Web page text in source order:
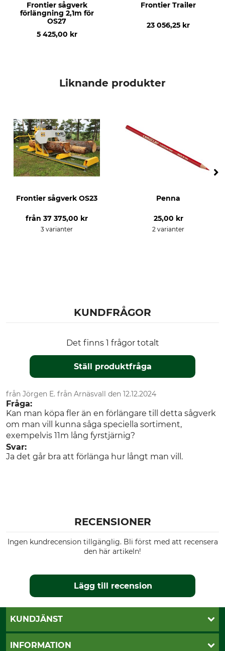
Frontier sågverk
förlängning 2,1m för
OS27
5 425,00 kr
Frontier Trailer
23 056,25 kr
Liknande produkter
Frontier sågverk OS23
från 37 375,00 kr
3 varianter
Penna
25,00 kr
2 varianter
KUNDFRÅGOR
Det finns 1 frågor totalt
Ställ produktfråga
från Jörgen E. från Arnäsvall den 12.12.2024
Fråga:
Kan man köpa fler än en förlängare till detta sågverk
om man vill kunna såga speciella sortiment,
exempelvis 11m lång fyrstjärnig?
Svar:
Ja det går bra att förlänga hur långt man vill.
RECENSIONER
Ingen kundrecension tillgänglig. Bli först med att recensera
den här artikeln!
Lägg till recension
KUNDJÄNST
Öppettider
INFORMATION